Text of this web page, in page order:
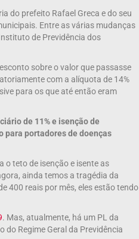
do prefeito Rafael Greca e do seu
Entre as várias mudanças
de Previdência dos
sobre o valor que passasse
com a alíquota de 14%
para os que até então eram
de 11% e isenção de
para portadores de doenças
o teto de isenção e isente as
ainda temos a tragédia da
400 reais por mês, eles estão tendo
. Mas, atualmente, há um PL da
Regime Geral da Previdência